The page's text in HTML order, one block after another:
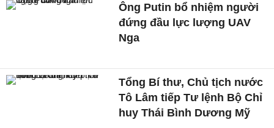
Ông Putin bổ nhiệm người
đứng đầu lực lượng UAV
Nga
Tổng Bí thư, Chủ tịch nước
Tô Lâm tiếp Tư lệnh Bộ Chỉ
huy Thái Bình Dương Mỹ